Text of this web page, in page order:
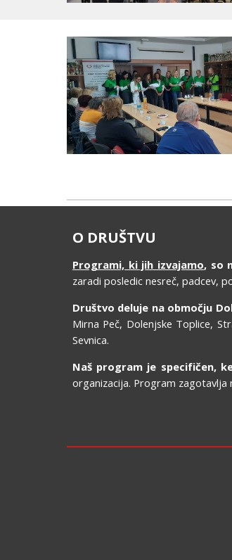
O DRUŠTVU
Programi, ki jih izvajamo, so
zaradi posledic nesreč, padcev,
Društvo deluje na območju
Mirna Peč, Dolenjske Toplice,
Sevnica.
Naš program je specifičen,
organizacija. Program zagotavlja